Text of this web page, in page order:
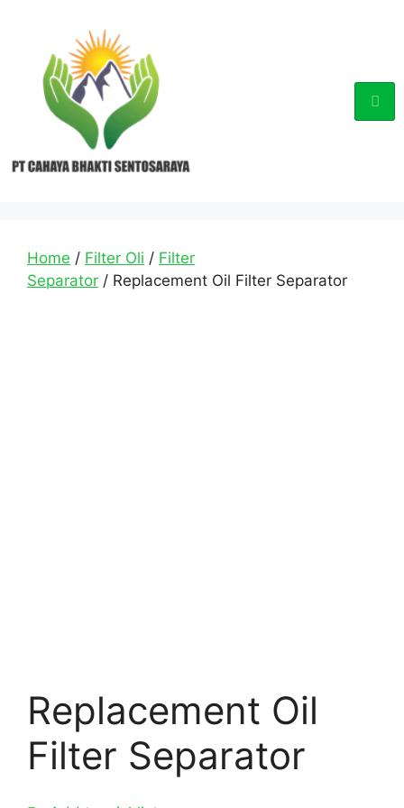
Home / Filter Oli / Filter
Separator / Replacement Oil Filter Separator
Replacement Oil
Filter Separator